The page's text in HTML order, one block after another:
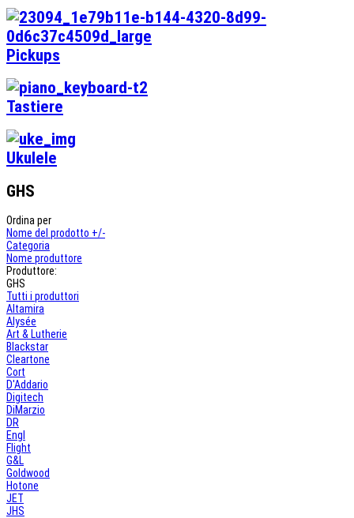
Pickups
Tastiere
Ukulele
GHS
Ordina per
Nome del prodotto +/-
Categoria
Nome produttore
Produttore:
GHS
Tutti i produttori
Altamira
Alysée
Art & Lutherie
Blackstar
Cleartone
Cort
D'Addario
Digitech
DiMarzio
DR
Engl
Flight
G&L
Goldwood
Hotone
JET
JHS